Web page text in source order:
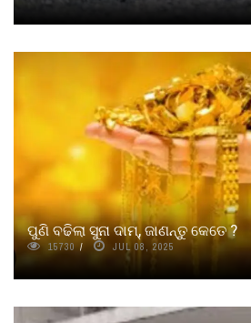
ପୁଣି ବଢିଲା ସୁନା ଦାମ୍‌, ଜାଣନ୍ତୁ କେତେ ?
15730 JUL 08, 2025